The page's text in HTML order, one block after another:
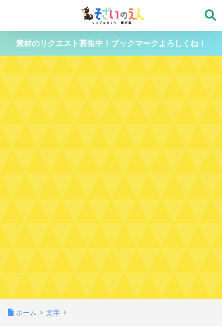
素材のリクエスト募集中！ブックマークよろしくね！
ホーム 文字